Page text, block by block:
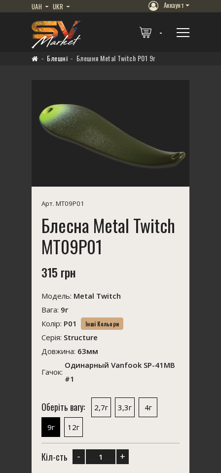
UAH UKR Аккаунт
Блешні Блешня Metal Twitch P01 9г
Арт. MT09P01
Блесна Metal Twitch
MT09P01
315 грн
Модель: Metal Twitch
Вага: 9г
Колір: P01 Інші Кольори
Серія: Structure
Довжина: 63мм
Гачок:
Одинарный Vanfook SP-41MB
#1
Оберіть вагу: 2,7г 3,3г
4г
9г
12г
Кіл-сть - +